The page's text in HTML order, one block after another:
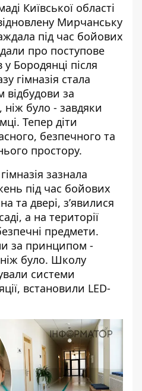
Київської області
Мирчанську
під час бойових
про поступове
у Бородянці після
гімназія стала
відбудови за
було - завдяки
Тепер діти
безпечного та
простору.
гімназія зазнала
під час бойових
та двері, з’явилися
а на території
предмети.
за принципом -
було. Школу
системи
встановили LED-